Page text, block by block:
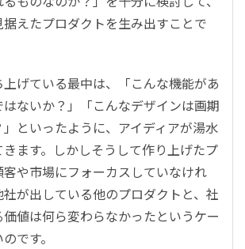
えたプロダクトを生み出すことで
げている最中は、「こんな機能があ
ないか？」「こんなデザインは画期
といったように、アイディアが湯水
ます。しかしそうして作り上げたプ
や市場にフォーカスしていなけれ
が出している他のプロダクトと、社
値は何ら変わらなかったというケー
です。